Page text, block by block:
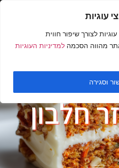
עוגיות
לצורך שיפור חווית
מהווה הסכמה למדיניות העוגיות
וסגירה
חלבון